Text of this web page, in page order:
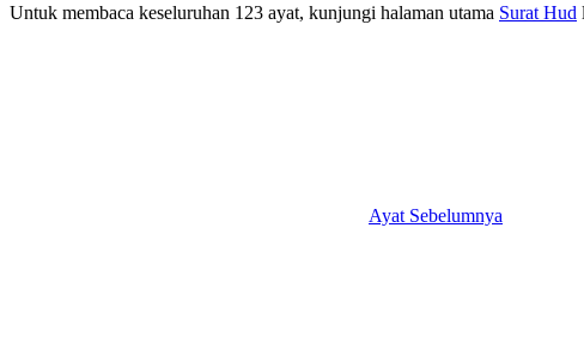
Untuk membaca keseluruhan 123 ayat, kunjungi halaman utama Surat Hud
Ayat Sebelumnya